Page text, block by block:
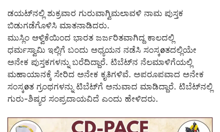
ಡಯಟ್‍ನಲ್ಲಿ ಶುಕ್ರವಾರ ಗುರುವಾಗ್ವಿಮಲಾವಳಿ ನಾಮ ಪುಸ್ತಕ
ಬಿಡುಗಡೆಗೊಳಿಸಿ ಮಾತನಾಡಿದರು.
ಮುಸ್ಲಿಂ ಆಳ್ವಿಕೆಯಿಂದ ಭಾರತ ಜರ್ಜರಿತವಾಗಿದ್ದ ಕಾಲದಲ್ಲಿ
ಧರ್ಮಸ್ವಾಮಿ ಇಲ್ಲಿಗೆ ಬಂದು ಅಧ್ಯಯನ ನಡೆಸಿ ಸಂಸ್ಕøತದಲ್ಲಿಯೇ
ಅನೇಕ ಪುಸ್ತಕಗಳನ್ನು ಬರೆದಿದ್ದಾರೆ. ಟಿಬೆಟ್‍ನ ನೆಲಮಾಳಿಗೆಯಲ್ಲಿ
ಮಹಾಯಾನಕ್ಕೆ ಸೇರಿದ ಅನೇಕ ಕೃತಿಗಳಿವೆ. ಅಪರೂಪವಾದ ಅನೇಕ
ಸಂಸ್ಕøತ ಗ್ರಂಥಗಳನ್ನು ಟಿಬೆಟ್‍ಗೆ ಅನುವಾದ ಮಾಡಿದ್ದಾರೆ. ಟಿಬೆಟ್‍ನಲ್ಲಿ
ಗುರು-ಶಿಷ್ಯರ ಸಂಪ್ರದಾಯವಿದೆ ಎಂದು ಹೇಳಿದರು.